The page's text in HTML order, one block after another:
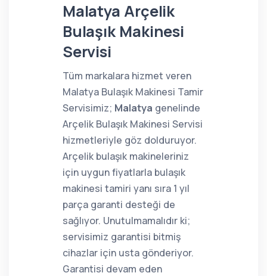
Malatya Arçelik
Bulaşık Makinesi
Servisi
Tüm markalara hizmet veren
Malatya Bulaşık Makinesi Tamir
Servisimiz; Malatya genelinde
Arçelik Bulaşık Makinesi Servisi
hizmetleriyle göz dolduruyor.
Arçelik bulaşık makineleriniz
için uygun fiyatlarla bulaşık
makinesi tamiri yanı sıra 1 yıl
parça garanti desteği de
sağlıyor. Unutulmamalıdır ki;
servisimiz garantisi bitmiş
cihazlar için usta gönderiyor.
Garantisi devam eden